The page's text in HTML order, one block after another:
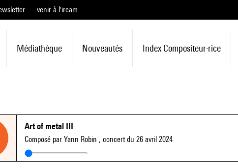
venir à l'ircam
Médiathèque Nouveautés Index Compositeur·rice
Art of metal III
Composé par Yann Robin , concert du 26 avril 2024